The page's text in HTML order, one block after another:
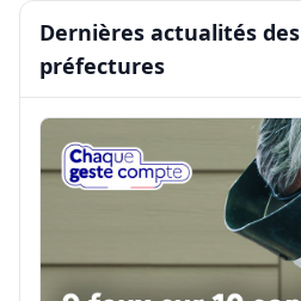
Dernières actualités des
préfectures